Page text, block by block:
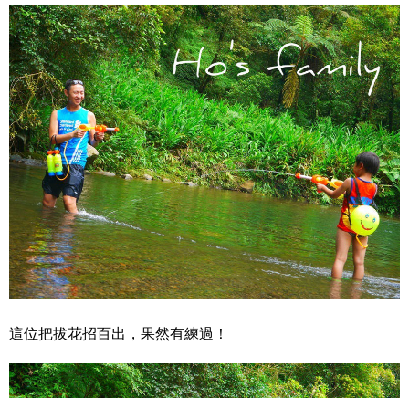
這位把拔花招百出，果然有練過！